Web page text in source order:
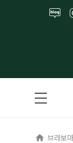
브라보